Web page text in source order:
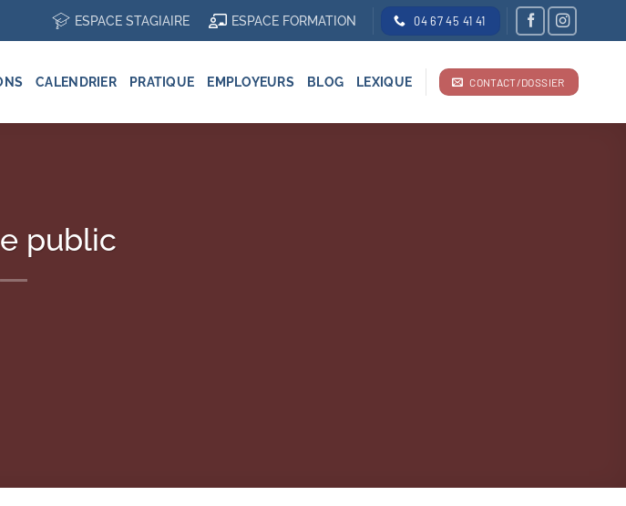
ESPACE STAGIAIRE ESPACE FORMATION 04 67 45 41 41
CALENDRIER PRATIQUE EMPLOYEURS BLOG LEXIQUE CONTACT/DOSSIER
public